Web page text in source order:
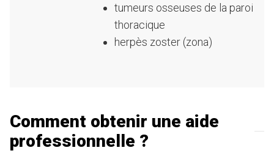
tumeurs osseuses de la paroi
thoracique
herpès zoster (zona)
Comment obtenir une aide
professionnelle ?